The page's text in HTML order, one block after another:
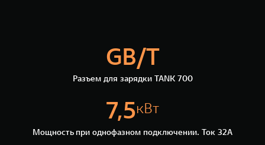
GB/T
Разъем для зарядки TANK 700
7,5кВт
Мощность при однофазном подключении. Ток 32А